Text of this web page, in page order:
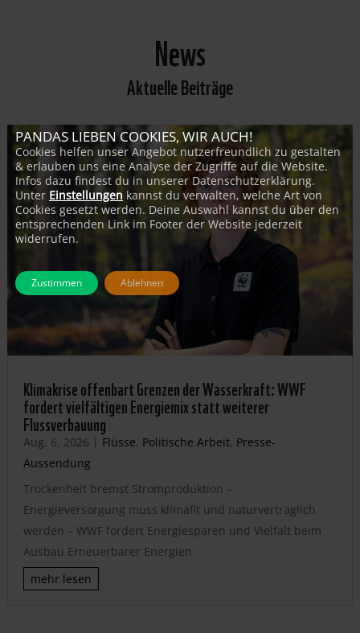
News
Aktuelle Beiträge
Klimakrise offenbart Grenzen der Wasserkraft: WWF
fordert vielfältigen Energiemix statt weiterer
Flussverbauung
Aug. 6, 2026 | Flüsse, Politische Arbeit, Presse-
Aussendung
Trockenheit bremst Stromproduktion –
Energieversorgung muss klimafit und naturverträglich
werden – WWF fordert Energiesparen und Vielfalt beim
Ausbau Erneuerbarer Energien
mehr lesen
PANDAS LIEBEN COOKIES, WIR AUCH!
Cookies helfen unser Angebot nutzerfreundlich zu gestalten
& erlauben uns eine Analyse der Zugriffe auf die Website.
Infos dazu findest du in unserer Datenschutzerklärung.
Unter Einstellungen kannst du verwalten, welche Art von
Cookies gesetzt werden. Deine Auswahl kannst du über den
entsprechenden Link im Footer der Website jederzeit
widerrufen.
Zustimmen Ablehnen